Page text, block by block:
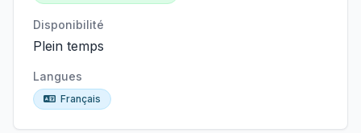
Disponibilité
Plein temps
Langues
Français